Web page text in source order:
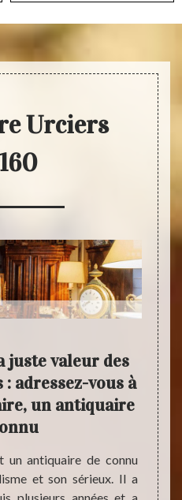
Urciers
juste valeur des
adressez-vous à
un antiquaire
un antiquaire de connu
et son sérieux. Il a
Si